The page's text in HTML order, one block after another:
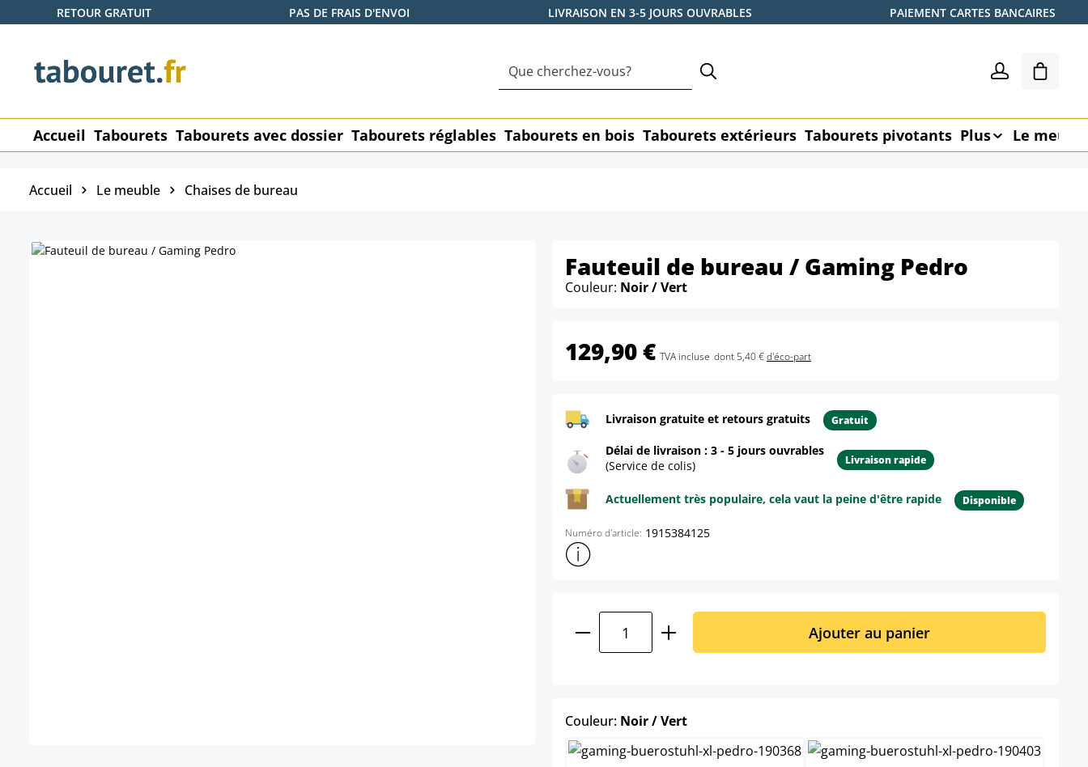
au contenu principal
Passer à la recherche
Passer à la navigation principale
RETOUR GRATUIT PAS DE FRAIS D'ENVOI LIVRAISON EN 3-5 JOURS OUVRABLES PAIEMENT CARTES BANCAIRES
Le
Accueil Tabourets Tabourets avec dossier Tabourets réglables Tabourets en bois Tabourets extérieurs Tabourets pivotants Plus Le
Accueil Le meuble Chaises de bureau
Fauteuil de bureau / Gaming Pedro
Couleur: Noir / Vert
129,90 € TVA incluse dont 5,40 €d'éco-part
Livraison gratuite et retours gratuits Gratuit
Délai de livraison : 3 - 5 jours ouvrables
(Service de colis)
Livraison rapide
Actuellement très populaire, cela vaut la peine d'être rapide Disponible
Numéro d'article: 1915384125
Afficher plus d'informations sur le produit
Quantité de produit : Entrez la quantité souhaitée ou
Ajouter au panier
Couleur: Noir / Vertselect